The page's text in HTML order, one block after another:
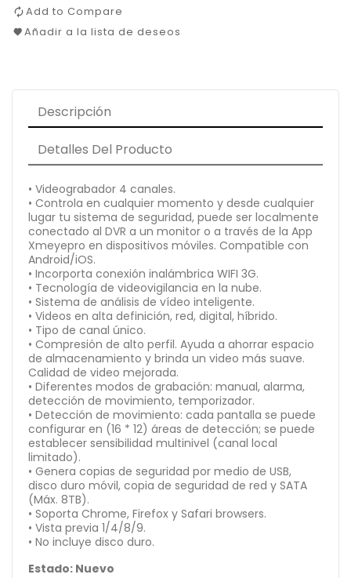
Add to Compare
Añadir a la lista de deseos
Descripción
Detalles Del Producto
• Videograbador 4 canales.
• Controla en cualquier momento y desde cualquier
lugar tu sistema de seguridad, puede ser localmente
conectado al DVR a un monitor o a través de la App
Xmeyepro en dispositivos móviles. Compatible con
Android/iOS.
• Incorporta conexión inalámbrica WIFI 3G.
• Tecnología de videovigilancia en la nube.
• Sistema de análisis de vídeo inteligente.
• Videos en alta definición, red, digital, híbrido.
• Tipo de canal único.
• Compresión de alto perfil. Ayuda a ahorrar espacio
de almacenamiento y brinda un video más suave.
Calidad de video mejorada.
• Diferentes modos de grabación: manual, alarma,
detección de movimiento, temporizador.
• Detección de movimiento: cada pantalla se puede
configurar en (16 * 12) áreas de detección; se puede
establecer sensibilidad multinivel (canal local
limitado).
• Genera copias de seguridad por medio de USB,
disco duro móvil, copia de seguridad de red y SATA
(Máx. 8TB).
• Soporta Chrome, Firefox y Safari browsers.
• Vista previa 1/4/8/9.
• No incluye disco duro.
Estado: Nuevo